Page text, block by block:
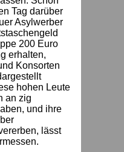
Tag darüber
Asylwerber
200 Euro
erhalten,
Konsorten
hohen Leute
an zig
und ihre
lässt